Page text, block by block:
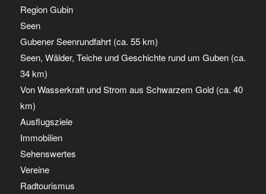
Region Gubin
Seen
Gubener Seenrundfahrt (ca. 55 km)
Seen, Wälder, Teiche und Geschichte rund um Guben (ca.
34 km)
Von Wasserkraft und Strom aus Schwarzem Gold (ca. 40
km)
Ausflugsziele
Immobilien
Sehenswertes
Vereine
Radtourismus